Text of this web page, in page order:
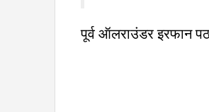
पूर्व ऑलराउंडर इरफान